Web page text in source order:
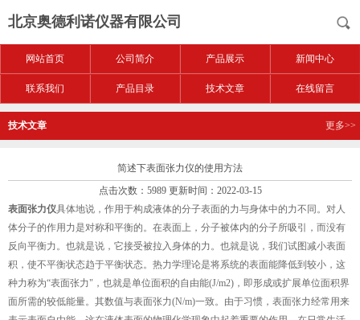
北京奥德利诺仪器有限公司
网站首页 公司简介 产品展示 新闻中心
联系我们 产品目录 技术文章 在线留言
技术文章 更多>>
简述下表面张力仪的使用方法
点击次数：5989 更新时间：2022-03-15
表面张力仪具体地说，作用于构成液体的分子表面的力与身体中的力不同。对人
体分子的作用力是对称和平衡的。在表面上，分子被体内的分子所吸引，而没有
反向平衡力。也就是说，它接受被拉入身体的力。也就是说，我们试图减小表面
积，使不平衡状态趋于平衡状态。热力学理论是将系统的表面能降低到较小，这
种力称为“表面张力"，也就是单位面积的自由能(J/m2)，即形成或扩展单位面积界
面所需的较低能量。其数值与表面张力(N/m)一致。由于习惯，表面张力经常用来